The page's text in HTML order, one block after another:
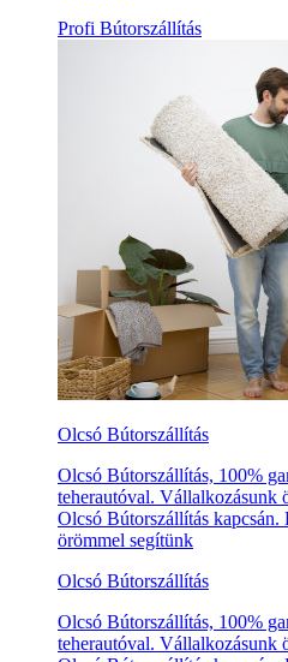
Profi Bútorszállítás
Olcsó Bútorszállítás
Olcsó Bútorszállítás, 100%
teherautóval. Vállalkozásunk
Olcsó Bútorszállítás
örömmel segítünk
Olcsó Bútorszállítás
Olcsó Bútorszállítás, 100%
teherautóval. Vállalkozásunk